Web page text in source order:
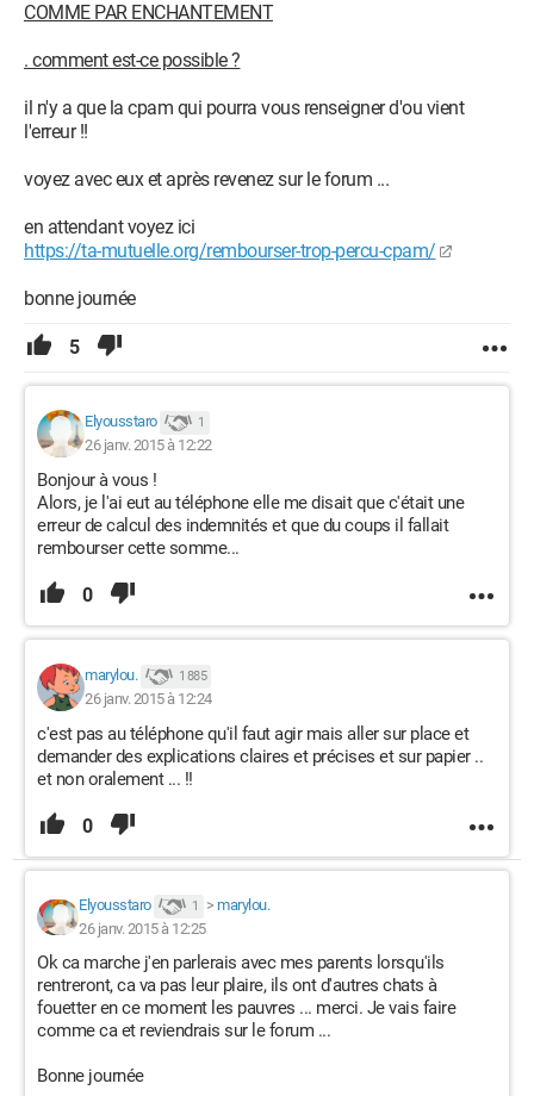
COMME PAR ENCHANTEMENT
. comment est-ce possible ?
il n'y a que la cpam qui pourra vous renseigner d'ou vient
l'erreur !!
voyez avec eux et après revenez sur le forum ...
en attendant voyez ici
https://ta-mutuelle.org/rembourser-trop-percu-cpam/
bonne journée
5
Elyousstaro 1
26 janv. 2015 à 12:22
Bonjour à vous !
Alors, je l'ai eut au téléphone elle me disait que c'était une
erreur de calcul des indemnités et que du coups il fallait
rembourser cette somme...
0
marylou. 1 885
26 janv. 2015 à 12:24
c'est pas au téléphone qu'il faut agir mais aller sur place et
demander des explications claires et précises et sur papier ..
et non oralement ... !!
0
Elyousstaro 1 > marylou.
26 janv. 2015 à 12:25
Ok ca marche j'en parlerais avec mes parents lorsqu'ils
rentreront, ca va pas leur plaire, ils ont d'autres chats à
fouetter en ce moment les pauvres ... merci. Je vais faire
comme ca et reviendrais sur le forum ...
Bonne journée